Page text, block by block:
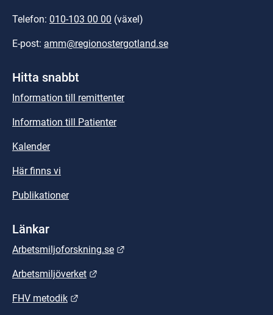
Telefon: 010-103 00 00 (växel)
E-post: amm@regionostergotland.se
Hitta snabbt
Information till remittenter
Information till Patienter
Kalender
Här finns vi
Publikationer
Länkar
Arbetsmiljoforskning.se
Arbetsmiljöverket
FHV metodik